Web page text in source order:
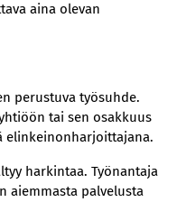
aina olevan
perustuva työsuhde.
tai sen osakkuus
elinkeinonharjoittajana.
harkintaa. Työnantaja
aiemmasta palvelusta